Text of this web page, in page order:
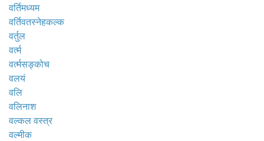
वर्तिमध्यम
वर्तिवतस्नेहकल्क
वर्तुल
वर्त्म
वर्त्मसङ्कोच
वलयं
वलि
वलिनाश
वल्कल वस्त्र
वल्मीक